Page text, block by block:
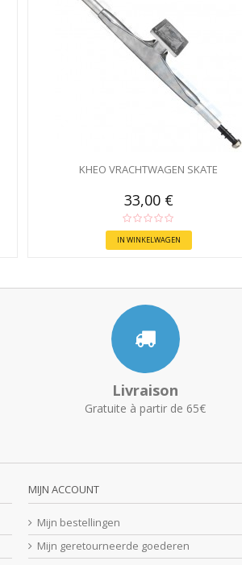
KHEO VRACHTWAGEN SKATE
33,00 €
IN WINKELWAGEN
Livraison
Gratuite à partir de 65€
MIJN ACCOUNT
Mijn bestellingen
Mijn geretourneerde goederen